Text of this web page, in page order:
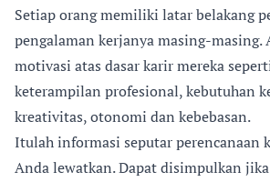
Setiap orang memiliki latar belakang
pengalaman kerjanya masing-masing.
motivasi atas dasar karir mereka
keterampilan profesional, kebutuhan
kreativitas, otonomi dan kebebasan.
Itulah informasi seputar perencanaan
Anda lewatkan. Dapat disimpulkan